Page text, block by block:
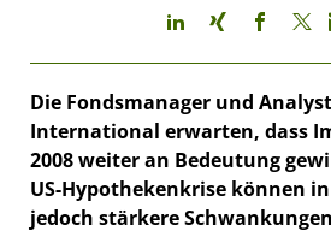
Die Fondsmanager und
International erwarten, dass
2008 weiter an Bedeutung
US-Hypothekenkrise können
jedoch stärkere